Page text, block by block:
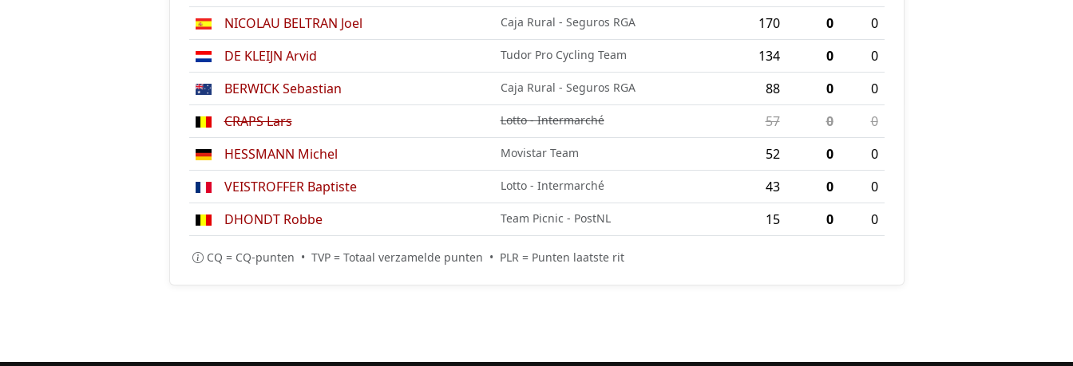
NICOLAU BELTRAN Joel
Caja Rural - Seguros RGA 170 0
0
DE KLEIJN Arvid
Tudor Pro Cycling Team 134 0
0
BERWICK Sebastian
Caja Rural - Seguros RGA 88 0
0
CRAPS Lars
Lotto - Intermarché 57 0
0
HESSMANN Michel
Movistar Team 52 0
0
VEISTROFFER Baptiste
Lotto - Intermarché 43 0
0
DHONDT Robbe
Team Picnic - PostNL 15 0 0
CQ = CQ-punten • TVP = Totaal verzamelde punten • PLR = Punten laatste rit